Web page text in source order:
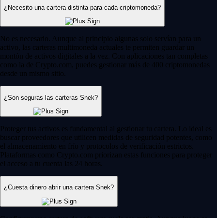
¿Necesito una cartera distinta para cada criptomoneda?
No es necesario. Aunque al principio algunas solo servían para un
activo, las carteras multimoneda actuales te permiten guardar un
montón de activos digitales a la vez. Con aplicaciones tan completas
como la de Crypto.com, puedes gestionar más de 400 criptomonedas
desde un mismo sitio.
¿Son seguras las carteras Snek?
Proteger tus activos es fundamental al gestionar tu cartera. Lo ideal es
buscar proveedores que utilicen medidas de seguridad potentes, como
el almacenamiento en frío y protocolos de verificación estrictos.
Plataformas como Crypto.com priorizan estas funciones para proteger
el acceso a tu cuenta las 24 horas.
¿Cuesta dinero abrir una cartera Snek?